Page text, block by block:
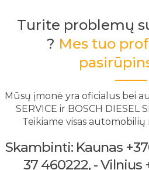
Turite problemų
? Mes tuo
Mūsų įmonė yra oficialus bei
SERVICE ir BOSCH DIESEL
Teikiame visas
Skambinti: Kaunas
37 460222, - Vilnius